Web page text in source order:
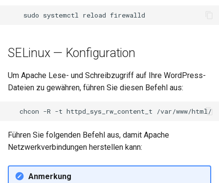
sudo systemctl reload
SELinux — Konfiguration
Um Apache Lese- und Schreibzugriff auf Ihre WordPress-
Dateien zu gewähren, führen Sie diesen Befehl aus:
chcon -R -t httpd_sys_rw_content_t /var/www/html/
Führen Sie folgenden Befehl aus, damit Apache
Netzwerkverbindungen herstellen kann:
Anmerkung